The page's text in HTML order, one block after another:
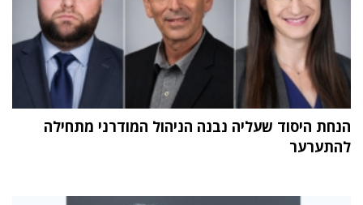
הנחת היסוד שעליה נבנה הניהול המודרני מתחילה
להתערער